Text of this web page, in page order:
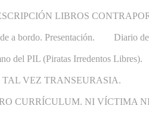
LIBROS
a bordo. Presentación. Diario
del PIL (Piratas Irredentos Libres).
VEZ TRANSEURASIA.
CURRÍCULUM. NI VÍCTIMA NI